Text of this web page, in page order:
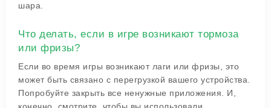
шара.
Что делать, если в игре возникают тормоза
или фризы?
Если во время игры возникают лаги или фризы, это
может быть связано с перегрузкой вашего устройства.
Попробуйте закрыть все ненужные приложения. И,